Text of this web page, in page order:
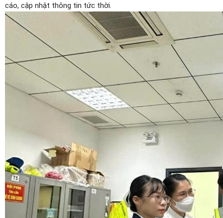
cáo, cập nhật thông tin tức thời.